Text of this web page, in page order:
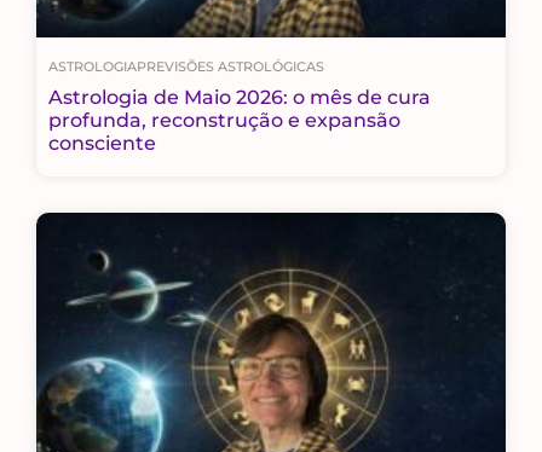
ASTROLOGIAPREVISÕES ASTROLÓGICAS
Astrologia de Maio 2026: o mês de cura
profunda, reconstrução e expansão
consciente